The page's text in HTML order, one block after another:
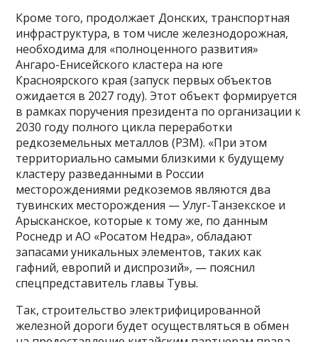
Кроме того, продолжает Донских, транспортная
инфраструктура, в том числе железнодорожная,
необходима для «полноценного развития»
Ангаро-Енисейского кластера на юге
Красноярского края (запуск первых объектов
ожидается в 2027 году). Этот объект формируется
в рамках поручения президента по организации к
2030 году полного цикла переработки
редкоземельных металлов (РЗМ). «При этом
территориально самыми близкими к будущему
кластеру разведанными в России
месторождениями редкоземов являются два
тувинских месторождения — Улуг-Танзекское и
Арысканское, которые к тому же, по данным
Роснедр и АО «Росатом Недра», обладают
запасами уникальных элементов, таких как
гафний, европий и диспрозий», — пояснил
спецпредставитель главы Тувы.
Так, строительство электрифицированной
железной дороги будет осуществляться в обмен